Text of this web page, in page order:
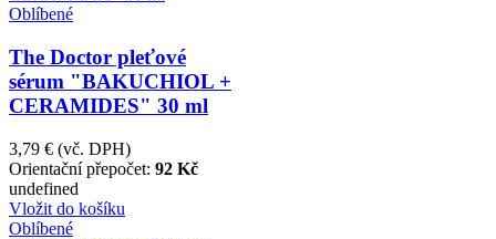
Oblíbené
The Doctor pleťové
sérum "BAKUCHIOL +
CERAMIDES" 30 ml
3,79 € (vč. DPH)
Orientační přepočet: 92 Kč
undefined
Vložit do košíku
Oblíbené